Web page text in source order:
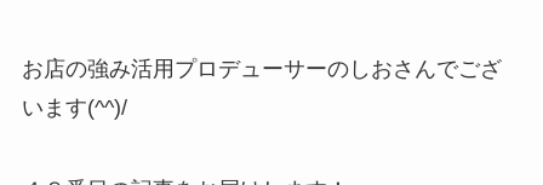
お店の強み活用プロデューサーのしおさんでござ
います(^^)/